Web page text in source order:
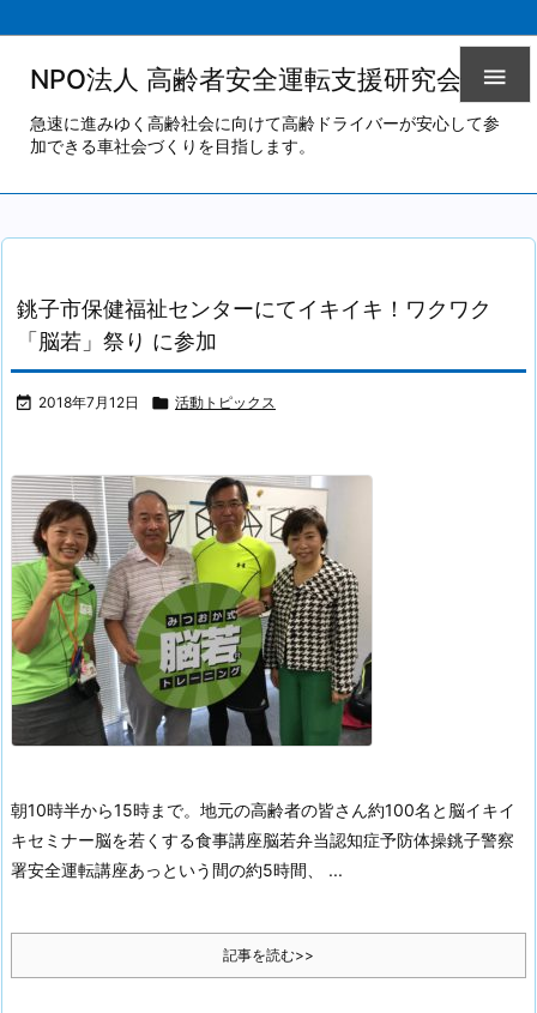
NPO法人 高齢者安全運転支援研究会
急速に進みゆく高齢社会に向けて高齢ドライバーが安心して参
加できる車社会づくりを目指します。

銚子市保健福祉センターにてイキイキ！ワクワク
「脳若」祭り に参加
 2018年7月12日  活動トピックス
朝10時半から15時まで。 地元の高齢者の皆さん約100名と 脳イキイ
キセミナー脳を若くする食事講座脳若弁当認知症予防体操銚子警察
署安全運転講座あっという間の約5時間、 ...
記事を読む>>